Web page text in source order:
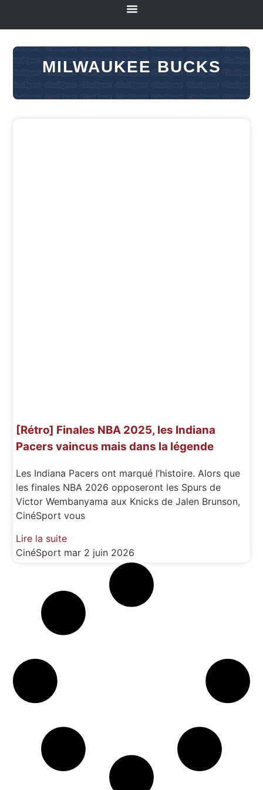
MILWAUKEE BUCKS
[Rétro] Finales NBA 2025, les Indiana
Pacers vaincus mais dans la légende
Les Indiana Pacers ont marqué l’histoire. Alors que
les finales NBA 2026 opposeront les Spurs de
Victor Wembanyama aux Knicks de Jalen Brunson,
CinéSport vous
Lire la suite
CinéSport mar 2 juin 2026